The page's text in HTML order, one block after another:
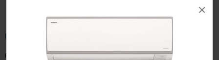
×
Daikin FTXJ20AW
Канальный кондиционер